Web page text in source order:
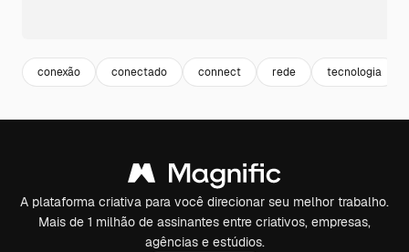
conexão conectado connect rede tecnologia
A plataforma criativa para você direcionar seu melhor trabalho.
Mais de 1 milhão de assinantes entre criativos, empresas,
agências e estúdios.